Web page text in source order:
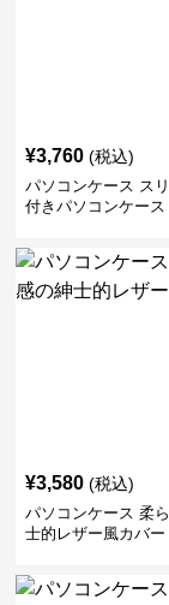
¥3,760 (税込)
パソコンケース ス
付きパソコンケース
¥3,580 (税込)
パソコンケース 柔
士的レザー風カバー